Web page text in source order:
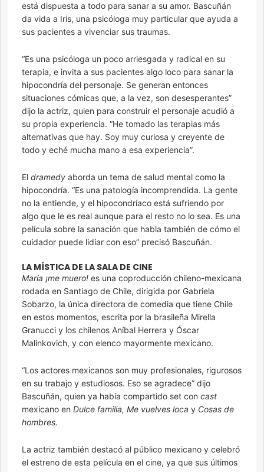
está dispuesta a todo para sanar a su amor. Bascuñán
da vida a Iris, una psicóloga muy particular que ayuda a
sus pacientes a vivenciar sus traumas.
“Es una psicóloga un poco arriesgada y radical en su
terapia, e invita a sus pacientes algo loco para sanar la
hipocondría del personaje. Se generan entonces
situaciones cómicas que, a la vez, son desesperantes”
dijo la actriz, quien para construir el personaje acudió a
su propia experiencia. “He tomado las terapias más
alternativas que hay. Soy muy curiosa y creyente de
todo y eché mucha mano a esa experiencia”.
El dramedy aborda un tema de salud mental como la
hipocondría. “Es una patología incomprendida. La gente
no la entiende, y el hipocondríaco está sufriendo por
algo que le es real aunque para el resto no lo sea. Es una
película sobre la sanación que habla también de cómo el
cuidador puede lidiar con eso” precisó Bascuñán.
LA MÍSTICA DE LA SALA DE CINE
María ¡me muero! es una coproducción chileno-mexicana
rodada en Santiago de Chile, dirigida por Gabriela
Sobarzo, la única directora de comedia que tiene Chile
en estos momentos, escrita por la brasileña Mirella
Granucci y los chilenos Aníbal Herrera y Óscar
Malinkovich, y con elenco mayormente mexicano.
“Los actores mexicanos son muy profesionales, rigurosos
en su trabajo y estudiosos. Eso se agradece” dijo
Bascuñán, quien ya había compartido set con cast
mexicano en Dulce familia, Me vuelves loca y Cosas de
hombres.
La actriz también destacó al público mexicano y celebró
el estreno de esta película en el cine, ya que sus últimos